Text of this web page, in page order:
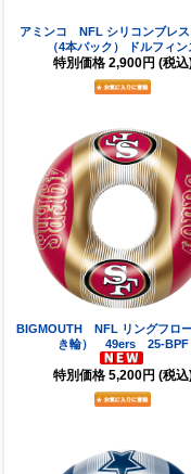
アミンコ NFL シリコンブレス
（4本パック） ドルフィン
特別価格 2,900円 (税込
BIGMOUTH NFL リングフロ
き輪） 49ers 25-BPF
特別価格 5,200円 (税込